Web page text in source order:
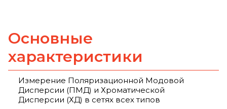
Основные
характеристики
Измерение Поляризационной Модовой
Дисперсии (ПМД) и Хроматической
Дисперсии (ХД) в сетях всех типов